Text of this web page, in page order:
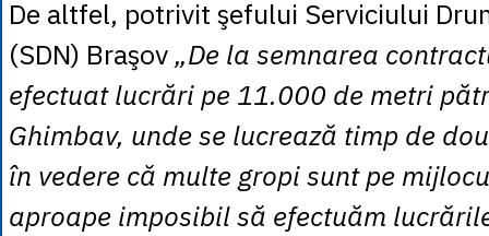
De altfel, potrivit şefului Serviciului
(SDN) Braşov„De la semnarea
efectuat lucrări pe 11.000 de metri
Ghimbav, unde se lucrează timp de
în vedere că multe gropi sunt pe
aproape imposibil să efectuăm